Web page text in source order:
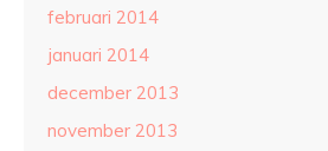
februari 2014
januari 2014
december 2013
november 2013